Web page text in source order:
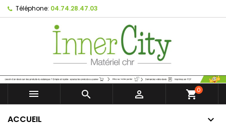
Téléphone: 04.74.28.47.03
   shopping_cart0
ACCUEIL